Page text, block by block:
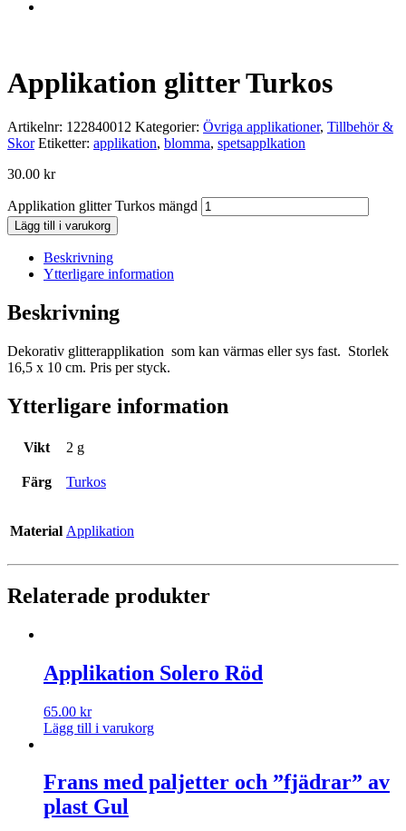
Applikation glitter Turkos
Artikelnr: 122840012 Kategorier: Övriga applikationer, Tillbehör &
Skor Etiketter: applikation, blomma, spetsapplkation
30.00 kr
Applikation glitter Turkos mängd
Lägg till i varukorg
Beskrivning
Ytterligare information
Beskrivning
Dekorativ glitterapplikation som kan värmas eller sys fast. Storlek
16,5 x 10 cm. Pris per styck.
Ytterligare information
Vikt 2 g
Färg Turkos
Material Applikation
Relaterade produkter
Applikation Solero Röd
65.00 kr
Lägg till i varukorg
Frans med paljetter och ”fjädrar” av
plast Gul